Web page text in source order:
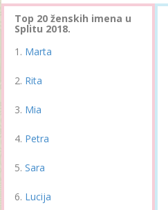
Top 20 ženskih imena u
Splitu 2018.
Marta
Rita
Mia
Petra
Sara
Lucija